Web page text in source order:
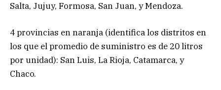
Salta, Jujuy, Formosa, San Juan, y Mendoza.
4 provincias en naranja (identifica los distritos en
los que el promedio de suministro es de 20 litros
por unidad): San Luis, La Rioja, Catamarca, y
Chaco.